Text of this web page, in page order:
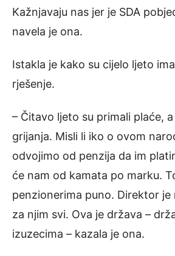
Kažnjavaju nas jer je SDA
navela je ona.
Istakla je kako su cijelo ljeto
rješenje.
– Čitavo ljeto su primali plaće,
grijanja. Misli li iko o ovom
odvojimo od penzija da im
će nam od kamata po marku.
penzionerima puno. Direktor je
za njim svi. Ova je država –
izuzecima – kazala je ona.